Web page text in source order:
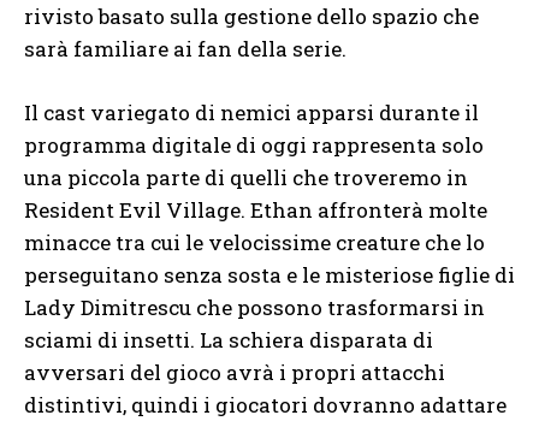
rivisto basato sulla gestione dello spazio che
sarà familiare ai fan della serie.
Il cast variegato di nemici apparsi durante il
programma digitale di oggi rappresenta solo
una piccola parte di quelli che troveremo in
Resident Evil Village. Ethan affronterà molte
minacce tra cui le velocissime creature che lo
perseguitano senza sosta e le misteriose figlie di
Lady Dimitrescu che possono trasformarsi in
sciami di insetti. La schiera disparata di
avversari del gioco avrà i propri attacchi
distintivi, quindi i giocatori dovranno adattare